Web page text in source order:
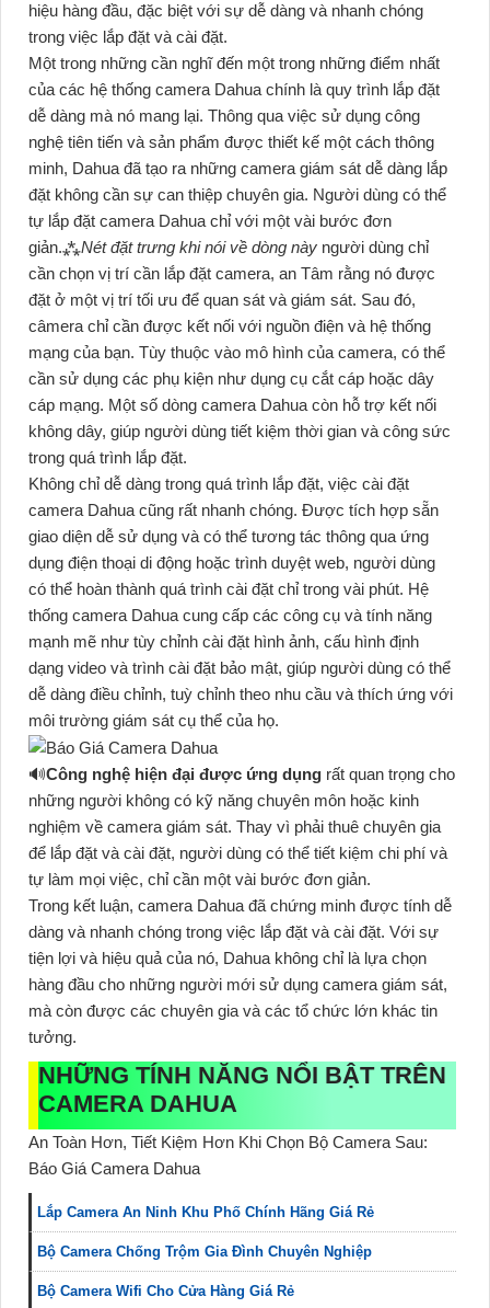
hiệu hàng đầu, đặc biệt với sự dễ dàng và nhanh chóng
trong việc lắp đặt và cài đặt.
Một trong những cần nghĩ đến một trong những điểm nhất
của các hệ thống camera Dahua chính là quy trình lắp đặt
dễ dàng mà nó mang lại. Thông qua việc sử dụng công
nghệ tiên tiến và sản phẩm được thiết kế một cách thông
minh, Dahua đã tạo ra những camera giám sát dễ dàng lắp
đặt không cần sự can thiệp chuyên gia. Người dùng có thể
tự lắp đặt camera Dahua chỉ với một vài bước đơn
giản.⁂Nét đặt trưng khi nói về dòng này người dùng chỉ
cần chọn vị trí cần lắp đặt camera, an Tâm rằng nó được
đặt ở một vị trí tối ưu để quan sát và giám sát. Sau đó,
câmera chỉ cần được kết nối với nguồn điện và hệ thống
mạng của bạn. Tùy thuộc vào mô hình của camera, có thể
cần sử dụng các phụ kiện như dụng cụ cắt cáp hoặc dây
cáp mạng. Một số dòng camera Dahua còn hỗ trợ kết nối
không dây, giúp người dùng tiết kiệm thời gian và công sức
trong quá trình lắp đặt.
Không chỉ dễ dàng trong quá trình lắp đặt, việc cài đặt
camera Dahua cũng rất nhanh chóng. Được tích hợp sẵn
giao diện dễ sử dụng và có thể tương tác thông qua ứng
dụng điện thoại di động hoặc trình duyệt web, người dùng
có thể hoàn thành quá trình cài đặt chỉ trong vài phút. Hệ
thống camera Dahua cung cấp các công cụ và tính năng
mạnh mẽ như tùy chỉnh cài đặt hình ảnh, cấu hình định
dạng video và trình cài đặt bảo mật, giúp người dùng có thể
dễ dàng điều chỉnh, tuỳ chỉnh theo nhu cầu và thích ứng với
môi trường giám sát cụ thể của họ.
🔊Công nghệ hiện đại được ứng dụng rất quan trọng cho
những người không có kỹ năng chuyên môn hoặc kinh
nghiệm về camera giám sát. Thay vì phải thuê chuyên gia
để lắp đặt và cài đặt, người dùng có thể tiết kiệm chi phí và
tự làm mọi việc, chỉ cần một vài bước đơn giản.
Trong kết luận, camera Dahua đã chứng minh được tính dễ
dàng và nhanh chóng trong việc lắp đặt và cài đặt. Với sự
tiện lợi và hiệu quả của nó, Dahua không chỉ là lựa chọn
hàng đầu cho những người mới sử dụng camera giám sát,
mà còn được các chuyên gia và các tổ chức lớn khác tin
tưởng.
NHỮNG TÍNH NĂNG NỔI BẬT TRÊN
CAMERA DAHUA
An Toàn Hơn, Tiết Kiệm Hơn Khi Chọn Bộ Camera Sau:
Báo Giá Camera Dahua
Lắp Camera An Ninh Khu Phố Chính Hãng Giá Rẻ
Bộ Camera Chống Trộm Gia Đình Chuyên Nghiệp
Bộ Camera Wifi Cho Cửa Hàng Giá Rẻ